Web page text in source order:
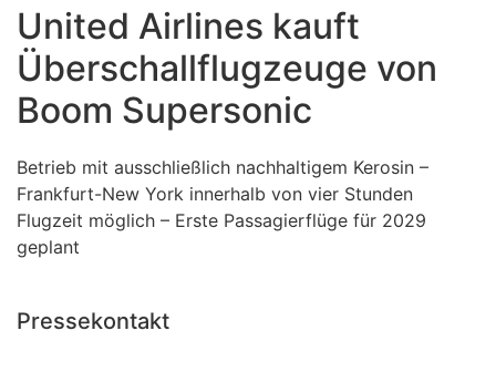
United Airlines kauft
Überschall­flugzeuge von
Boom Supersonic
Betrieb mit ausschließlich nachhaltigem Kerosin –
Frankfurt-New York innerhalb von vier Stunden
Flugzeit möglich – Erste Passagierflüge für 2029
geplant
Pressekontakt